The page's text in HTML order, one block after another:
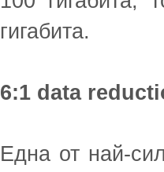
гигабита.
6:1 data
Една от най-